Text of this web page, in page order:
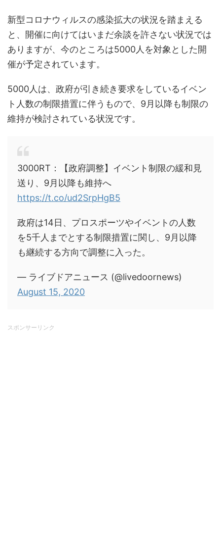
新型コロナウィルスの感染拡大の状況を踏まえる
と、開催に向けてはいまだ余談を許さない状況では
ありますが、今のところは5000人を対象とした開
催が予定されています。
5000人は、政府が引き続き要求をしているイベン
ト人数の制限措置に伴うもので、9月以降も制限の
維持が検討されている状況です。
3000RT：【政府調整】イベント制限の緩和見
送り、9月以降も維持へ
https://t.co/ud2SrpHgB5
政府は14日、プロスポーツやイベントの人数
を5千人までとする制限措置に関し、9月以降
も継続する方向で調整に入った。
— ライブドアニュース (@livedoornews)
August 15, 2020
スポンサーリンク